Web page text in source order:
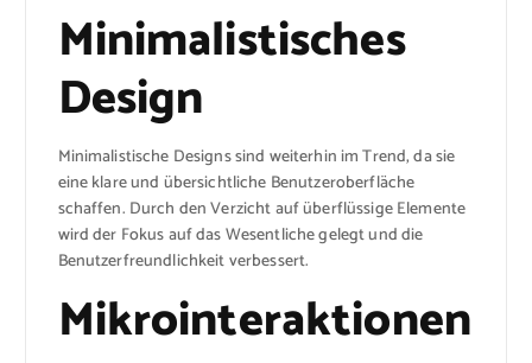
Minimalistisches
Design
Minimalistische Designs sind weiterhin im Trend, da sie
eine klare und übersichtliche Benutzeroberfläche
schaffen. Durch den Verzicht auf überflüssige Elemente
wird der Fokus auf das Wesentliche gelegt und die
Benutzerfreundlichkeit verbessert.
Mikrointeraktionen